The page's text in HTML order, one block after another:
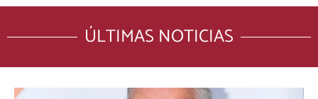
ÚLTIMAS NOTICIAS